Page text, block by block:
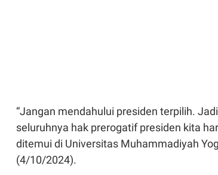
“Jangan mendahului presiden terpilih.
seluruhnya hak prerogatif presiden kita
ditemui di Universitas Muhammadiyah
(4/10/2024).